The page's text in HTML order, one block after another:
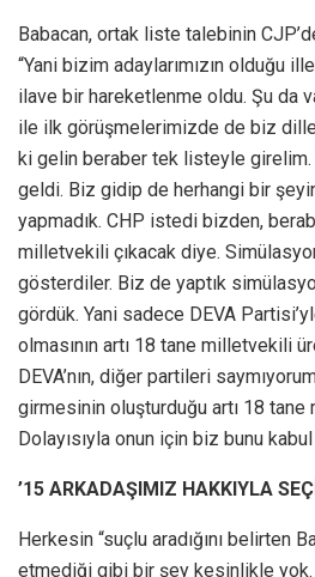
Babacan, ortak liste talebinin
“Yani bizim adaylarımızın olduğu
ilave bir hareketlenme oldu. Şu da
ile ilk görüşmelerimizde de biz
ki gelin beraber tek listeyle girelim.
geldi. Biz gidip de herhangi bir
yapmadık. CHP istedi bizden,
milletvekili çıkacak diye.
gösterdiler. Biz de yaptık
gördük. Yani sadece DEVA
olmasının artı 18 tane milletvekili
DEVA’nın, diğer partileri
girmesinin oluşturduğu artı 18 tane
Dolayısıyla onun için biz bunu
’15 ARKADAŞIMIZ HAKKIYLA
Herkesin “suçlu aradığını belirten
etmediği gibi bir şey kesinlikle